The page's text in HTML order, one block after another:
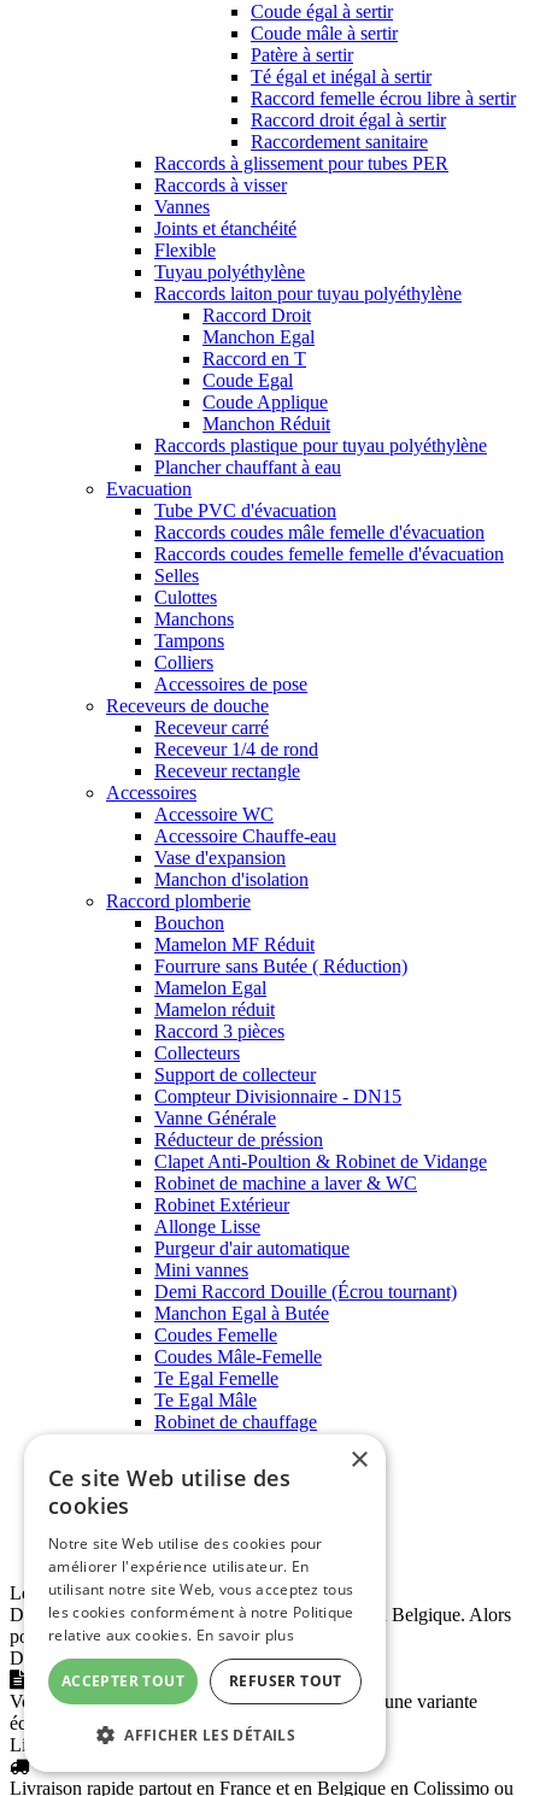
Coude égal à sertir
Coude mâle à sertir
Patère à sertir
Té égal et inégal à sertir
Raccord femelle écrou libre à sertir
Raccord droit égal à sertir
Raccordement sanitaire
Raccords à glissement pour tubes PER
Raccords à visser
Vannes
Joints et étanchéité
Flexible
Tuyau polyéthylène
Raccords laiton pour tuyau polyéthylène
Raccord Droit
Manchon Egal
Raccord en T
Coude Egal
Coude Applique
Manchon Réduit
Raccords plastique pour tuyau polyéthylène
Plancher chauffant à eau
Evacuation
Tube PVC d'évacuation
Raccords coudes mâle femelle d'évacuation
Raccords coudes femelle femelle d'évacuation
Selles
Culottes
Manchons
Tampons
Colliers
Accessoires de pose
Receveurs de douche
Receveur carré
Receveur 1/4 de rond
Receveur rectangle
Accessoires
Accessoire WC
Accessoire Chauffe-eau
Vase d'expansion
Manchon d'isolation
Raccord plomberie
Bouchon
Mamelon MF Réduit
Fourrure sans Butée ( Réduction)
Mamelon Egal
Mamelon réduit
Raccord 3 pièces
Collecteurs
Support de collecteur
Compteur Divisionnaire - DN15
Vanne Générale
Réducteur de préssion
Clapet Anti-Poultion & Robinet de Vidange
Robinet de machine a laver & WC
Robinet Extérieur
Allonge Lisse
Purgeur d'air automatique
Mini vannes
Demi Raccord Douille (Écrou tournant)
Manchon Egal à Butée
Coudes Femelle
Coudes Mâle-Femelle
Te Egal Femelle
Te Egal Mâle
Robinet de chauffage
Fixations
Coude et Tés
Accessoires pour circulateur
Leader français
Déja plus de 27 500 clients livrés en France, et en Belgique. Alors
pourquoi pas vous ?
Devis comparatif
Vous avez un devis de matériel et vous souhaitez une variante
économique, transmettez-le-nous !
Livraison rapide
Livraison rapide partout en France et en Belgique en Colissimo ou
×
Ce site Web utilise des
cookies
Notre site Web utilise des cookies pour
améliorer l'expérience utilisateur. En
utilisant notre site Web, vous acceptez tous
les cookies conformément à notre Politique
relative aux cookies. En savoir plus
ACCEPTER TOUT REFUSER TOUT
AFFICHER LES DÉTAILS